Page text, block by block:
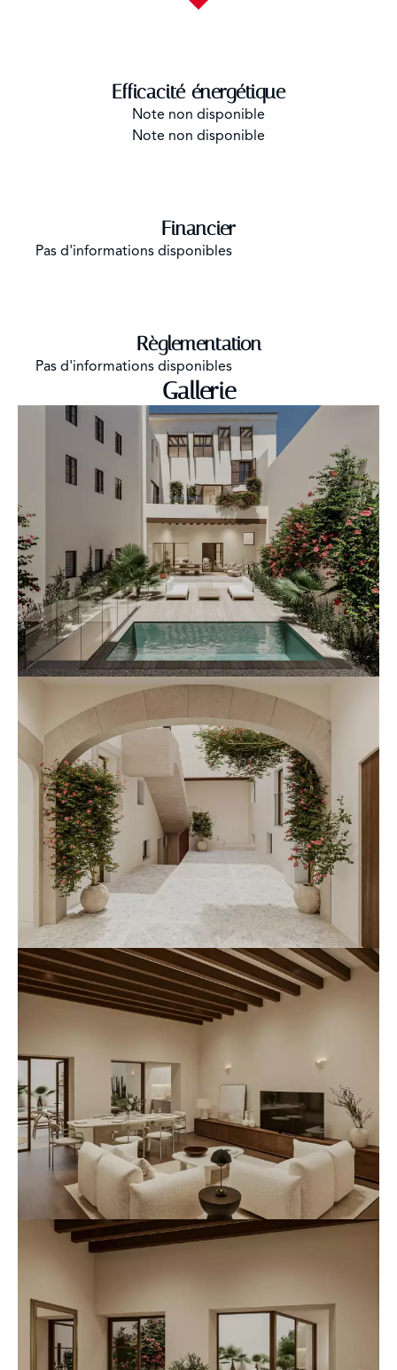
Efficacité énergétique
Note non disponible
Note non disponible
Financier
Pas d'informations disponibles
Règlementation
Pas d'informations disponibles
Gallerie